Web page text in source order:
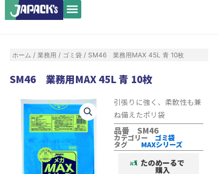
容
メ
ニ
ホーム / 業務用 / ゴミ袋 / SM46 業務用MAX 45L 青 10枚
SM46 業務用MAX 45L 青 10枚
引張りに強く、柔軟性も兼
ね備えたポリ袋
品番 SM46
カテゴリー ゴミ袋
タグ MAXシリーズ
たのめーるで
購入